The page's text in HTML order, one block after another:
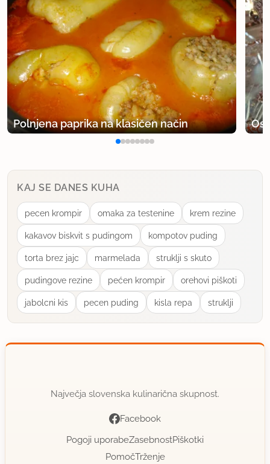
Polnjena paprika na klasičen način
KAJ SE DANES KUHA
pecen krompir omaka za testenine krem rezine
kakavov biskvit s pudingom kompotov puding
torta brez jajc marmelada struklji s skuto
pudingove rezine pećen krompir orehovi piškoti
jabolcni kis pecen puding kisla repa struklji
Največja slovenska kulinarična skupnost.
Facebook
Pogoji uporabeZasebnostPiškotki
PomočTrženje